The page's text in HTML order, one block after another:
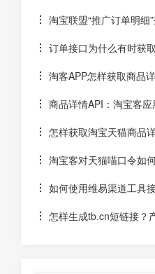
淘宝联盟“推广订单明细
订单接口为什么有时获
淘客APP怎样获取商品
商品详情API：淘宝客
怎样获取淘宝天猫商品
淘宝客对天猫喵口令如
如何使用维易渠道工具
怎样生成tb.cn短链接？